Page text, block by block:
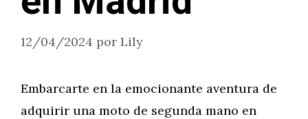
12/04/2024 por Lily
Embarcarte en la emocionante aventura de
adquirir una moto de segunda mano en